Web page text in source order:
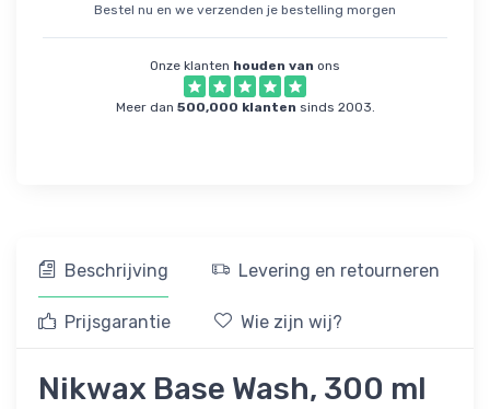
Bestel nu en we verzenden je bestelling morgen
Onze klanten houden van ons
Meer dan 500,000 klanten sinds 2003.
Beschrijving Levering en retourneren
Prijsgarantie Wie zijn wij?
Nikwax Base Wash, 300 ml